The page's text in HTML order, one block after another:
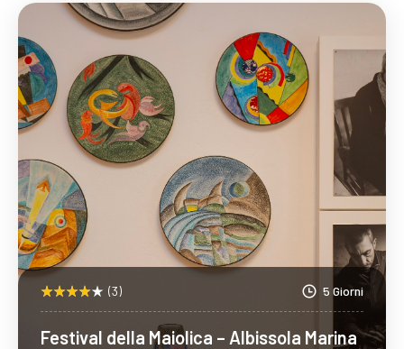
Scopri Di Più
(3) 5 Giorni
Festival della Maiolica – Albissola Marina